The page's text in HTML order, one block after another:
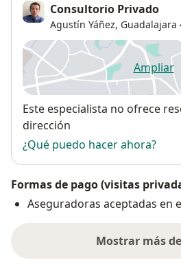
Consultorio Privado
Agustín Yáñez, Guadalajara
Ampliar
se
Disponibilidad
Este especialista no ofrece
dirección
¿Qué puedo hacer ahora?
Formas de pago (visitas
Aseguradoras aceptadas en
Mostrar más